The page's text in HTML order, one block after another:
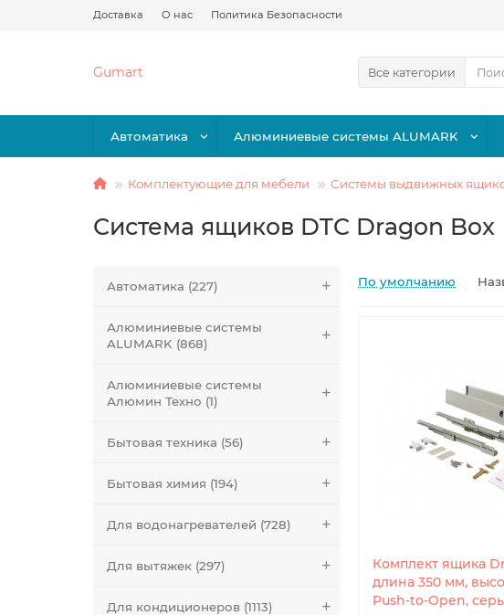
Доставка О нас Политика Безопасности
Gumart Все категории
Автоматика Алюминиевые системы ALUMARK
Комплектующие для мебели Системы выдвижных
Система ящиков DTC Dragon Box
Автоматика (227)
Алюминиевые системы
ALUMARK (868)
Алюминиевые системы
Алюмин Техно (1)
Бытовая техника (56)
Бытовая химия (194)
Для водонагревателей (728)
Для вытяжек (297)
Для кондиционеров (1113)
По умолчанию
Комплект ящика
длина 350 мм,
Push-to-Open,